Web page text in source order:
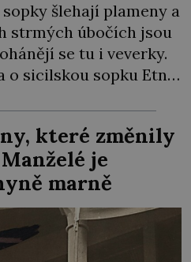
šlehají plameny a
strmých úbočích jsou
se tu i veverky.
o sicilskou sopku Etnu,
II. pořádá velkolepé
vůbec poprvé
[…]
které změnily
je
marně